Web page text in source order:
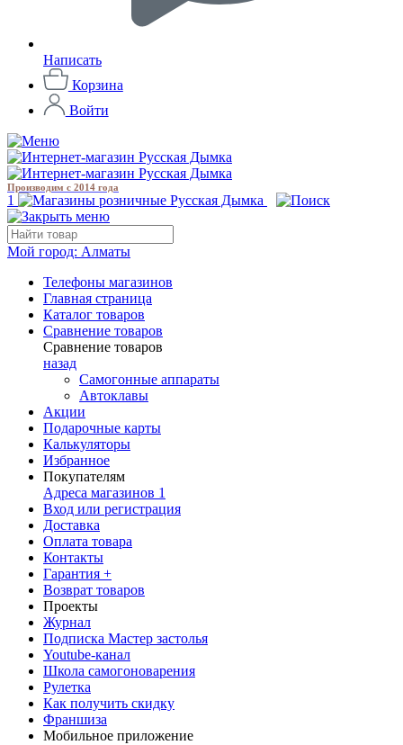
Написать
Корзина
Войти
Производим с 2014 года
1
Мой город: Алматы
Телефоны магазинов
Главная страница
Каталог товаров
Сравнение товаров
Сравнение товаров
назад
Самогонные аппараты
Автоклавы
Акции
Подарочные карты
Калькуляторы
Избранное
Покупателям
Адреса магазинов 1
Вход или регистрация
Доставка
Оплата товара
Контакты
Гарантия +
Возврат товаров
Проекты
Журнал
Подписка Мастер застолья
Youtube-канал
Школа самогоноварения
Рулетка
Как получить скидку
Франшиза
Мобильное приложение